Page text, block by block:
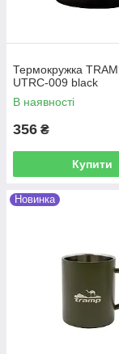
Термокружка
UTRC-009 black
В наявності
356 ₴
Купити
Новинка